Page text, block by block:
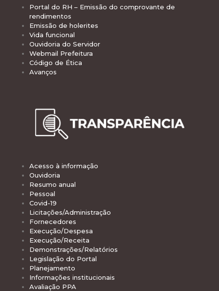
Portal do RH – Emissão do comprovante de
rendimentos
Emissão de holerites
Vida funcional
Ouvidoria do Servidor
Webmail Prefeitura
Código de Ética
Avanços
Acesso à informação
Ouvidoria
Resumo anual
Pessoal
Covid-19
Licitações/Administração
Fornecedores
Execução/Despesa
Execução/Receita
Demonstrações/Relatórios
Legislação do Portal
Planejamento
Informações institucionais
Avaliação PPA